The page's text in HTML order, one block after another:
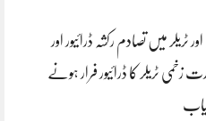
اور ٹریلر میں تصادم رکشہ ڈرائیور اور
زخمی ٹریلر کا ڈرائیور فرار ہونے